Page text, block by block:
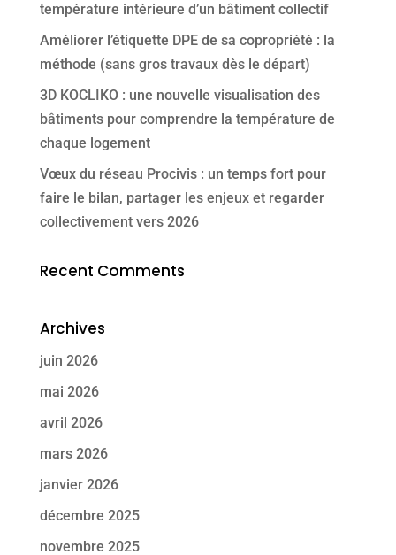
température intérieure d’un bâtiment collectif
Améliorer l’étiquette DPE de sa copropriété : la
méthode (sans gros travaux dès le départ)
3D KOCLIKO : une nouvelle visualisation des
bâtiments pour comprendre la température de
chaque logement
Vœux du réseau Procivis : un temps fort pour
faire le bilan, partager les enjeux et regarder
collectivement vers 2026
Recent Comments
Archives
juin 2026
mai 2026
avril 2026
mars 2026
janvier 2026
décembre 2025
novembre 2025